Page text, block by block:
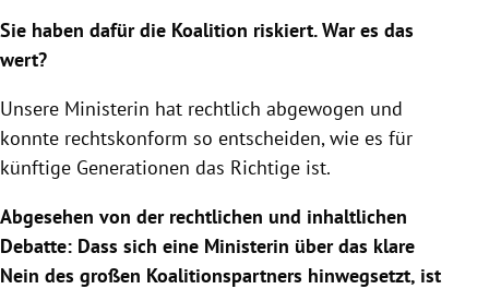
Sie haben dafür die Koalition riskiert. War es das
wert?
Unsere Ministerin hat rechtlich abgewogen und
konnte rechtskonform so entscheiden, wie es für
künftige Generationen das Richtige ist.
Abgesehen von der rechtlichen und inhaltlichen
Debatte: Dass sich eine Ministerin über das klare
Nein des großen Koalitionspartners hinwegsetzt, ist